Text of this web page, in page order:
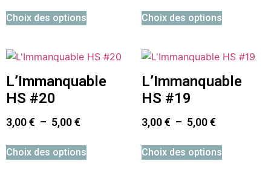
Choix des options Choix des options
L’Immanquable
HS #20
3,00€ – 5,00€
Choix des options
L’Immanquable
HS #19
3,00€ – 5,00€
Choix des options